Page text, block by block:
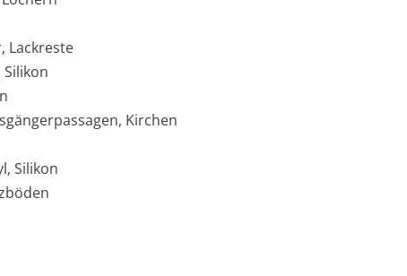
Lackreste
Kirchen
Silikon